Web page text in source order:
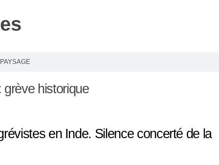
grève historique
en Inde. Silence concerté de la